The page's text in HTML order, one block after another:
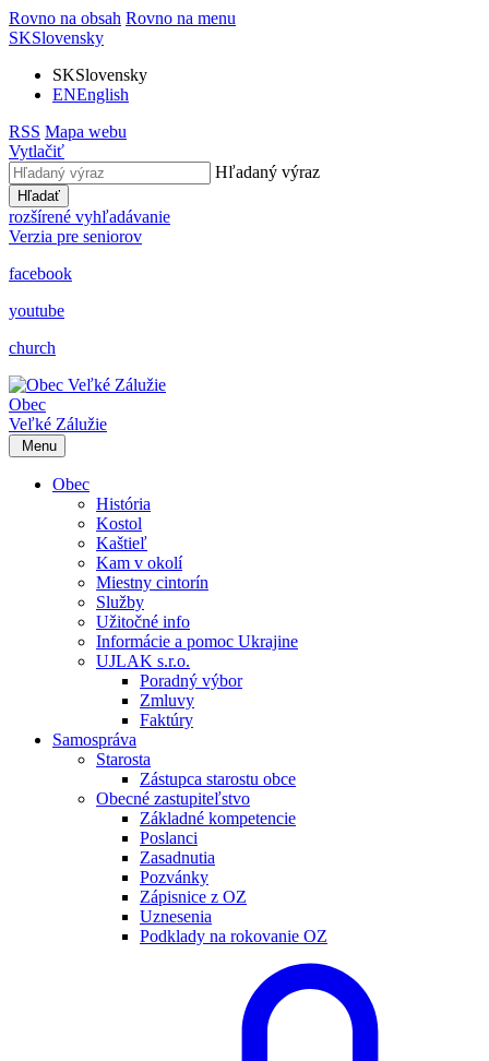
Rovno na obsah Rovno na menu
SKSlovensky
SKSlovensky
ENEnglish
RSS Mapa webu
Vytlačiť
Hľadaný výraz
Hľadať
rozšírené vyhľadávanie
Verzia pre seniorov
facebook
youtube
church
Obec
Veľké Zálužie
Menu
Obec
História
Kostol
Kaštieľ
Kam v okolí
Miestny cintorín
Služby
Užitočné info
Informácie a pomoc Ukrajine
UJLAK s.r.o.
Poradný výbor
Zmluvy
Faktúry
Samospráva
Starosta
Zástupca starostu obce
Obecné zastupiteľstvo
Základné kompetencie
Poslanci
Zasadnutia
Pozvánky
Zápisnice z OZ
Uznesenia
Podklady na rokovanie OZ